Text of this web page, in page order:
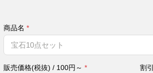
商品名
販売価格(税抜) / 100円～ 割